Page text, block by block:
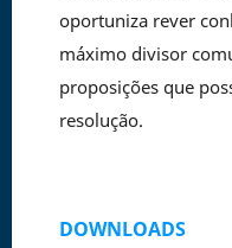
oportuniza rever
máximo divisor
proposições que
resolução.
DOWNLOADS